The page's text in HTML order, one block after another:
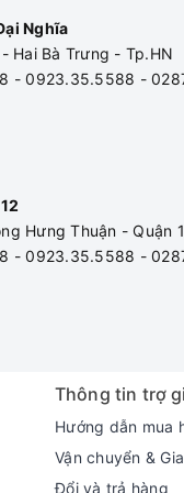
Nghĩa
Hai Bà Trưng - Tp.HN
- 0923.35.5588 -
Hưng Thuận - Quận
- 0923.35.5588 -
Thông tin trợ
Hướng dẫn mua
Vận chuyển &
Đổi và trả hàng